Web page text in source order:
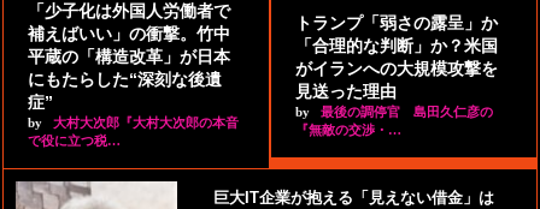
「少子化は外国人労働者で
補えばいい」の衝撃。竹中
平蔵の「構造改革」が日本
にもたらした“深刻な後遺
症”
by
大村大次郎『大村大次郎の本音
で役に立つ税…
トランプ「弱さの露呈」か
「合理的な判断」か？米国
がイランへの大規模攻撃を
見送った理由
by
最後の調停官 島田久仁彦の
『無敵の交渉・…
巨大IT企業が抱える「見えない借金」は